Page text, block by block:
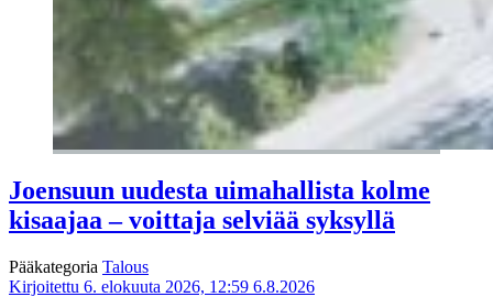
Joensuun uudesta uimahallista kolme
kisaajaa – voittaja selviää syksyllä
Pääkategoria Talous
Kirjoitettu 6. elokuuta 2026, 12:59 6.8.2026